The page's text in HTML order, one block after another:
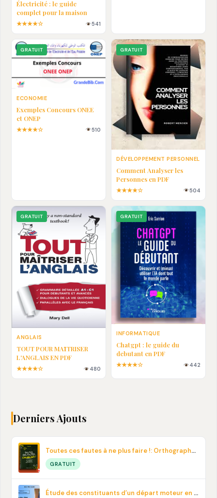
Électricité : le guide
complet pour la maison
★★★★☆ 541
GRATUIT
ECONOMIE
Exemples Concours ONEE
et ONEP
★★★★☆ 510
GRATUIT
DÉVELOPPEMENT PERSONNEL
Comment Analyser les
Personnes en PDF
★★★★☆ 504
GRATUIT
ANGLAIS
TOUT POUR MAȊTRISER
L'ANGLAIS EN PDF
★★★★☆ 480
GRATUIT
INFORMATIQUE
Chatgpt : le guide du
debutant en PDF
★★★★☆ 442
Derniers Ajouts
Toutes ces fautes à ne plus faire !: Orthographe, contresens, prononciation… En pdf
GRATUIT
Étude des constituants d’un départ moteur en PDF